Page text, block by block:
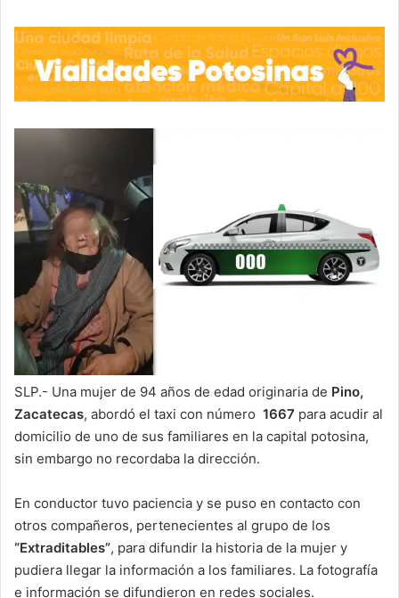
SLP.- Una mujer de 94 años de edad originaria de Pino,
Zacatecas, abordó el taxi con número 1667 para acudir al
domicilio de uno de sus familiares en la capital potosina,
sin embargo no recordaba la dirección.
En conductor tuvo paciencia y se puso en contacto con
otros compañeros, pertenecientes al grupo de los
“Extraditables”, para difundir la historia de la mujer y
pudiera llegar la información a los familiares. La fotografía
e información se difundieron en redes sociales.